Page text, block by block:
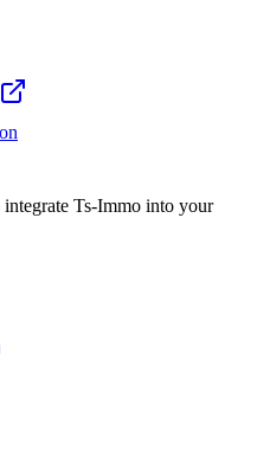
integrate Ts-Immo into your